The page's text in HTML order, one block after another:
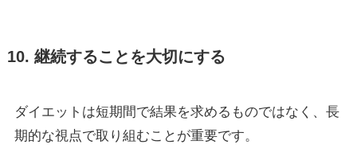
10. 継続することを大切にする
ダイエットは短期間で結果を求めるものではなく、長
期的な視点で取り組むことが重要です。